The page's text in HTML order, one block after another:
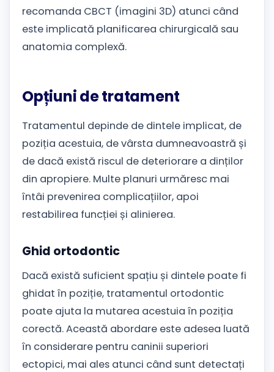
recomanda CBCT (imagini 3D) atunci când
este implicată planificarea chirurgicală sau
anatomia complexă.
Opțiuni de tratament
Tratamentul depinde de dintele implicat, de
poziția acestuia, de vârsta dumneavoastră și
de dacă există riscul de deteriorare a dinților
din apropiere. Multe planuri urmăresc mai
întâi prevenirea complicațiilor, apoi
restabilirea funcției și alinierea.
Ghid ortodontic
Dacă există suficient spațiu și dintele poate fi
ghidat în poziție, tratamentul ortodontic
poate ajuta la mutarea acestuia în poziția
corectă. Această abordare este adesea luată
în considerare pentru caninii superiori
ectopici, mai ales atunci când sunt detectați